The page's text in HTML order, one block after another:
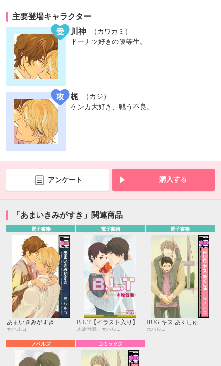
主要登場キャラクター
川神
（カワカミ）
ドーナツ好きの優等生。
梶
（カジ）
ケンカ大好き、戦う不良。
アンケート 購入する
「あまいきみがすき」関連商品
電子書籍
あまいきみがすき
元ハルコ
電子書籍
B.L.T【イラスト入り】
木原音瀬、元ハルコ
電子書籍
HUG キス あくしゅ
元ハルコ
ノベルズ コミックス